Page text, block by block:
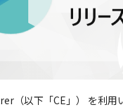
（以下「CE」） を利用